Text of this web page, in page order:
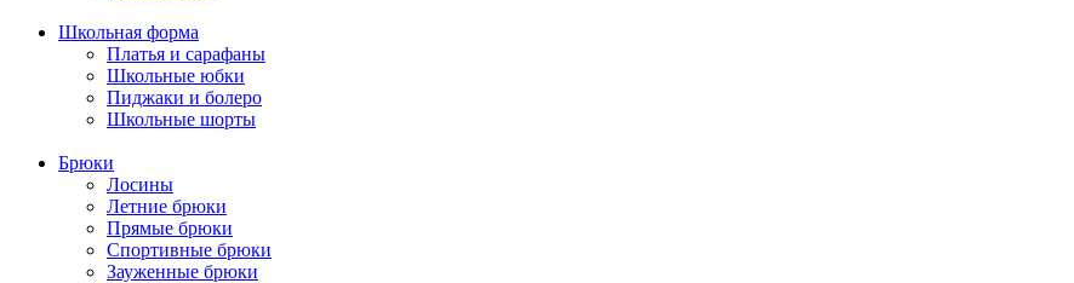
Школьная форма
Платья и сарафаны
Школьные юбки
Пиджаки и болеро
Школьные шорты
Брюки
Лосины
Летние брюки
Прямые брюки
Спортивные брюки
Зауженные брюки